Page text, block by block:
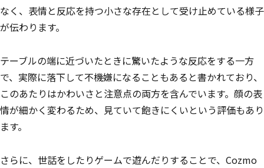
なく、表情と反応を持つ小さな存在として受け止めている様子
が伝わります。
テーブルの端に近づいたときに驚いたような反応をする一方
で、実際に落下して不機嫌になることもあると書かれており、
このあたりはかわいさと注意点の両方を含んでいます。顔の表
情が細かく変わるため、見ていて飽きにくいという評価もあり
ます。
さらに、世話をしたりゲームで遊んだりすることで、Cozmo